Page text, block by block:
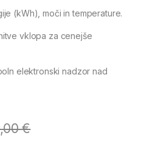
(kWh), moči in temperature.
vklopa za cenejše
elektronski nadzor nad
€